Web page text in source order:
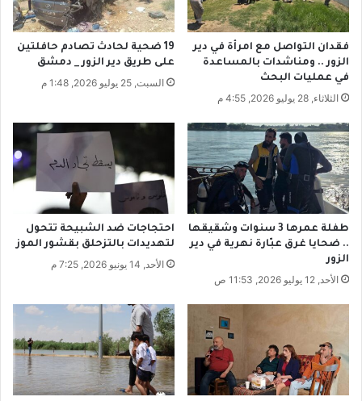
ب
غ
ي
ا
ب
ا
ل
ك
ه
ر
ب
ا
ء
ر
ي
.
.
م
ا
ذ
ا
س
ي
ح
ق
ا
ل
ب
ي
فقدان التواصل مع امرأة في دير
الزور .. ومناشدات بالمساعدة
في عمليات البحث
الثلاثاء, 28 يوليو 2026, 4:55 م
19 ضحية لحادث تصادم حافلتين
على طريق دير الزور _ دمشق
السبت, 25 يوليو 2026, 1:48 م
طفلة عمرها 3 سنوات وشقيقها
.. ضحايا غرق عبّارة نهرية في دير
الزور
الأحد, 12 يوليو 2026, 11:53 ص
احتجاجات ضد الشبيحة تتحول
لتهديدات بالتزحلق بقشور الموز
الأحد, 14 يونيو 2026, 7:25 م